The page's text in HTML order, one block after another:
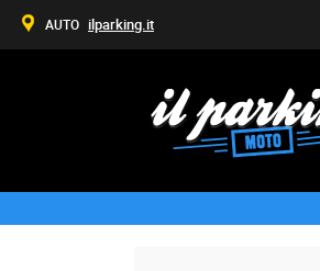
AUTO ilparking.it